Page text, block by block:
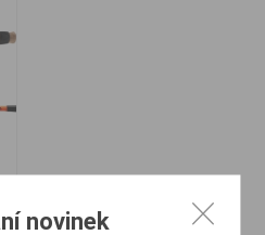
novinek